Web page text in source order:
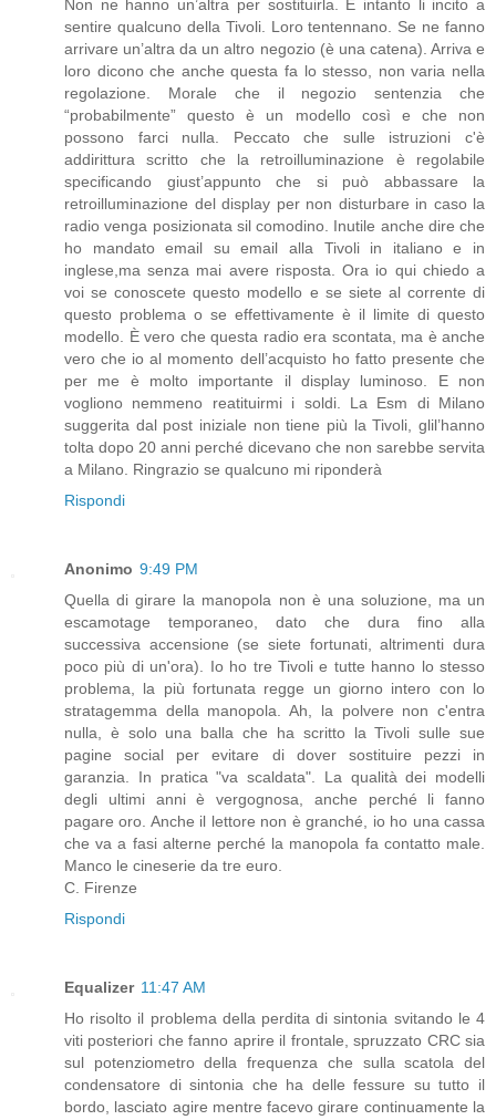
Non ne hanno un’altra per sostituirla. E intanto li incito a
sentire qualcuno della Tivoli. Loro tentennano. Se ne fanno
arrivare un’altra da un altro negozio (è una catena). Arriva e
loro dicono che anche questa fa lo stesso, non varia nella
regolazione. Morale che il negozio sentenzia che
“probabilmente” questo è un modello così e che non
possono farci nulla. Peccato che sulle istruzioni c'è
addirittura scritto che la retroilluminazione è regolabile
specificando giust’appunto che si può abbassare la
retroilluminazione del display per non disturbare in caso la
radio venga posizionata sil comodino. Inutile anche dire che
ho mandato email su email alla Tivoli in italiano e in
inglese,ma senza mai avere risposta. Ora io qui chiedo a
voi se conoscete questo modello e se siete al corrente di
questo problema o se effettivamente è il limite di questo
modello. È vero che questa radio era scontata, ma è anche
vero che io al momento dell’acquisto ho fatto presente che
per me è molto importante il display luminoso. E non
vogliono nemmeno reatituirmi i soldi. La Esm di Milano
suggerita dal post iniziale non tiene più la Tivoli, glil’hanno
tolta dopo 20 anni perché dicevano che non sarebbe servita
a Milano. Ringrazio se qualcuno mi riponderà
Rispondi
Anonimo 9:49 PM
Quella di girare la manopola non è una soluzione, ma un
escamotage temporaneo, dato che dura fino alla
successiva accensione (se siete fortunati, altrimenti dura
poco più di un'ora). Io ho tre Tivoli e tutte hanno lo stesso
problema, la più fortunata regge un giorno intero con lo
stratagemma della manopola. Ah, la polvere non c'entra
nulla, è solo una balla che ha scritto la Tivoli sulle sue
pagine social per evitare di dover sostituire pezzi in
garanzia. In pratica "va scaldata". La qualità dei modelli
degli ultimi anni è vergognosa, anche perché li fanno
pagare oro. Anche il lettore non è granché, io ho una cassa
che va a fasi alterne perché la manopola fa contatto male.
Manco le cineserie da tre euro.
C. Firenze
Rispondi
Equalizer 11:47 AM
Ho risolto il problema della perdita di sintonia svitando le 4
viti posteriori che fanno aprire il frontale, spruzzato CRC sia
sul potenziometro della frequenza che sulla scatola del
condensatore di sintonia che ha delle fessure su tutto il
bordo, lasciato agire mentre facevo girare continuamente la